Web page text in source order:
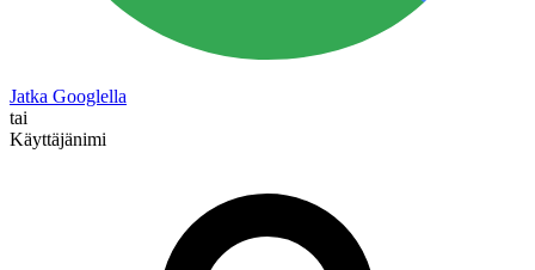
Jatka Googlella
tai
Käyttäjänimi